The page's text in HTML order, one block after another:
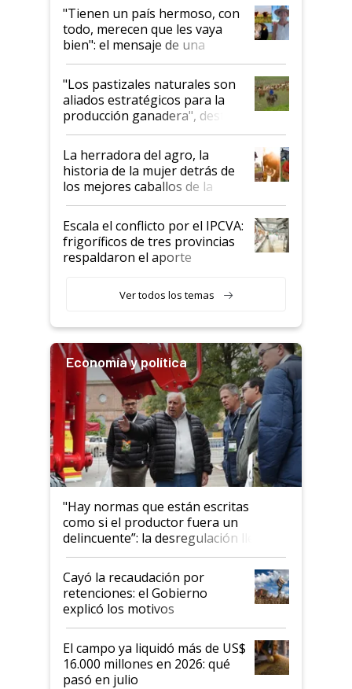
"Tienen un país hermoso, con
todo, merecen que les vaya
bien": el mensaje de una
ganadera uruguaya sobre las
oportunidades que se abren
para el agro en Argentina, con
foco en la carne
"Los pastizales naturales son
aliados estratégicos para la
producción ganadera", destaca
la iniciativa que ya reúne a 46
establecimientos en Argentina
La herradora del agro, la
historia de la mujer detrás de
los mejores caballos de la
Argentina y los mitos que
todavía hacen sufrir a estos
animales: "Mientras me
descalificaban, yo seguí
haciendo currículum"
Escala el conflicto por el IPCVA:
frigoríficos de tres provincias
respaldaron el aporte
Ver todos los temas
Economía y política
"Hay normas que están escritas
como si el productor fuera un
delincuente”: la desregulación llegó
al Congreso Aapresid y hasta se
habló del financiamiento al IPCVA
Cayó la recaudación por
retenciones: el Gobierno
explicó los motivos
El campo ya liquidó más de US$
16.000 millones en 2026: qué
pasó en julio